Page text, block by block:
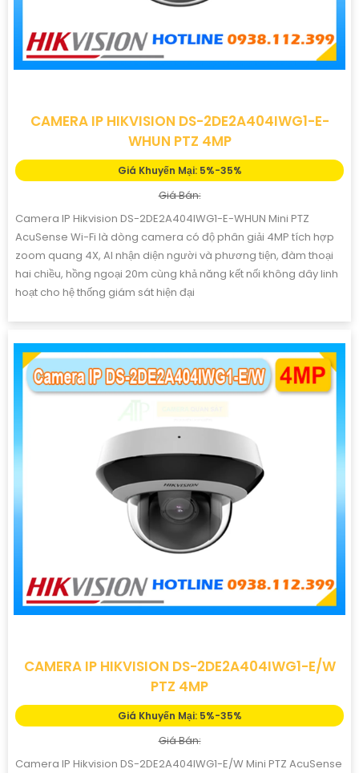
CAMERA IP HIKVISION DS-2DE2A404IWG1-E-
WHUN PTZ 4MP
Giá Khuyến Mại: 5%-35%
Giá Bán:
Camera IP Hikvision DS-2DE2A404IWG1-E-WHUN Mini PTZ
AcuSense Wi-Fi là dòng camera có độ phân giải 4MP tích hợp
zoom quang 4X, AI nhận diện người và phương tiện, đàm thoại
hai chiều, hồng ngoại 20m cùng khả năng kết nối không dây linh
hoạt cho hệ thống giám sát hiện đại
CAMERA IP HIKVISION DS-2DE2A404IWG1-E/W
PTZ 4MP
Giá Khuyến Mại: 5%-35%
Giá Bán:
Camera IP Hikvision DS-2DE2A404IWG1-E/W Mini PTZ AcuSense